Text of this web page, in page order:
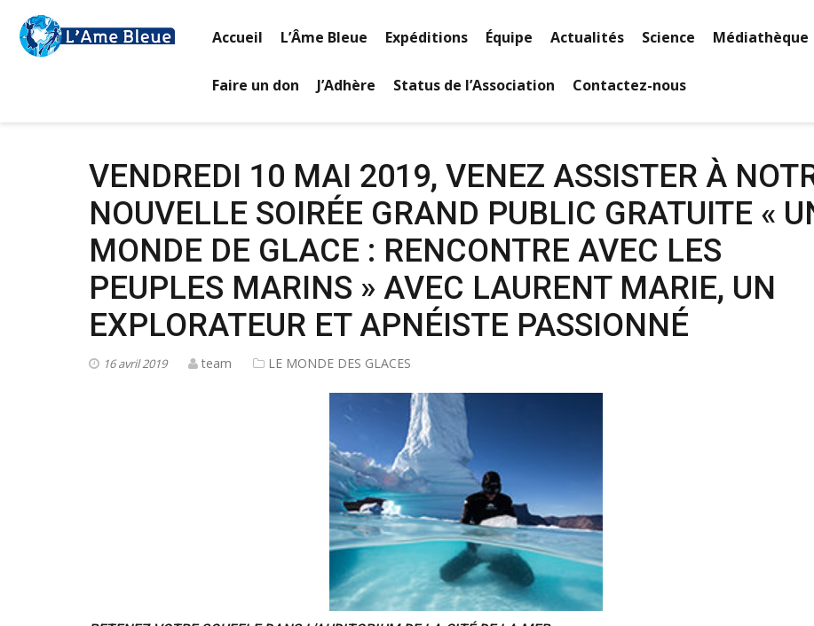
Accueil L’Âme Bleue Expéditions Équipe Actualités Science Médiathèque
Faire un don J’Adhère Status de l’Association Contactez-nous
VENDREDI 10 MAI 2019, VENEZ ASSISTER À
NOUVELLE SOIRÉE GRAND PUBLIC GRATUITE «
MONDE DE GLACE : RENCONTRE AVEC LES
PEUPLES MARINS » AVEC LAURENT MARIE, UN
EXPLORATEUR ET APNÉISTE PASSIONNÉ
16 avril 2019 team LE MONDE DES GLACES